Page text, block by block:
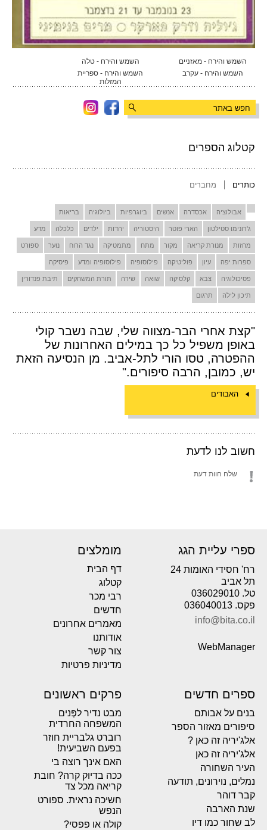
קטלוג הספרים
כותרים מחברים
אבולוציה אכסדרה אנשים ביוגרפיות ביולוגיה בריאות
ג'רונימו סטילטון הארי פוטר היסטוריה יהדות ילדים כלכלה מדע
מחזות מנורת קריאה מקור מתח מתמטיקה נגד הרוח נוער ספורט
ספרות יפה עיון פוליטיקה פילוסופיה פילוסופיה ומדע פיסיקה
פסיכולוגיה צבא קלסיקה שואה שירה תורת המשחקים תיבת פנדורין
תיכון לילה תרגום
"קצת אחרי הבר-מצווה שלי, שבה נשבר קולי
באופן משפיל כל כך במילים האחרונות של
ההפטרה, טסו הורי לתל-אביב. מן הנסיעה הזאת
יש, כמובן, הרבה סיפורים."
האבודים
חשוב לנו לדעת
שלח חוות דעת
השמש והירח - מאזניים
השמש והירח - טלה
השמש והירח - עקרב
השמש והירח - ספריית
המזלות
ספרי עליית הגג
רח' חסידי האומות 24
תל אביב
טל. 036029010
פקס. 036040013
info@bita.co.il
WebManager
מומלצים
דף הבית
קטלוג
רבי מכר
חדשים
מאמרים אחרונים
אודותנו
צור קשר
מדיניות פרטיות
ספרים חדשים
בנים על אבותם
סיפורים מאזור הספר
אלג'יריה זה כאן ?
אלג'יריה זה כאן
העיר השחורה
נמלים, נוירונים, תודעה
קבר דוהר
שנת הארבה
לב שחור כמו דיו
פרקים ראשונים
מבט נדיר לפְּנים
המשפחה החרדית
רוברט גלבריית חוזר
בפעם השביעית!
האם אינך רוצה בי
ככה בדיוק קרה? חובת
קריאה מכל צד
חשיכה נראית. ספורט
הנפש
קולה או פפסי?